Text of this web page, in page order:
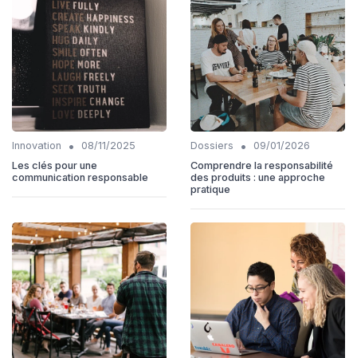
Innovation •
08/11/2025
Les clés pour une
communication responsable
Dossiers •
09/01/2026
Comprendre la responsabilité
des produits : une approche
pratique